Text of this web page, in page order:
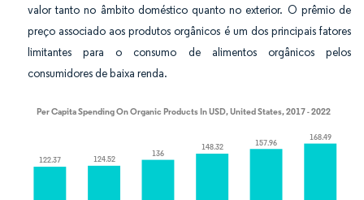
valor tanto no âmbito doméstico quanto no exterior. O prêmio de
preço associado aos produtos orgânicos é um dos principais fatores
limitantes para o consumo de alimentos orgânicos pelos
consumidores de baixa renda.